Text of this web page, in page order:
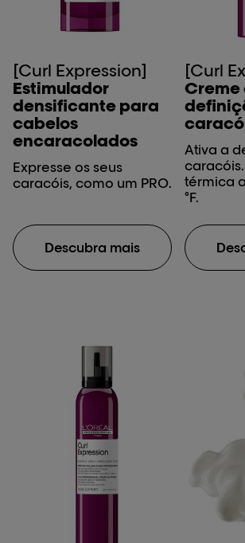
[Curl Expression]
Estimulador
densificante para
cabelos
encaracolados
Expresse os seus
caracóis, como um PRO.
Descubra mais
[Curl
Creme
Ativa a
térmica
°F.